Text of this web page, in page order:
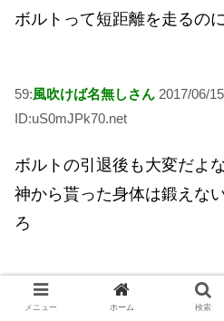
ボルトって短距離を走るの
59:風吹けば名無しさん 2017/06/
ID:uS0mJPk70.net
ボルトの引退後も大変だよ
神から貰った身体は鍛えな
ろ
風吹けば名無しさん
2017/06/
メニュー ホーム 検索